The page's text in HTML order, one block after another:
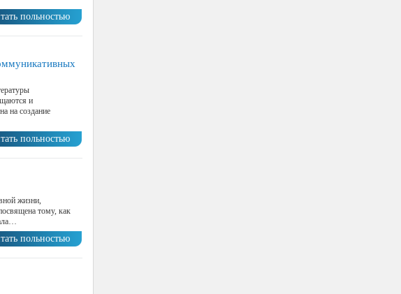
польностью
и
на создание
польностью
жизни,
тому, как
польностью